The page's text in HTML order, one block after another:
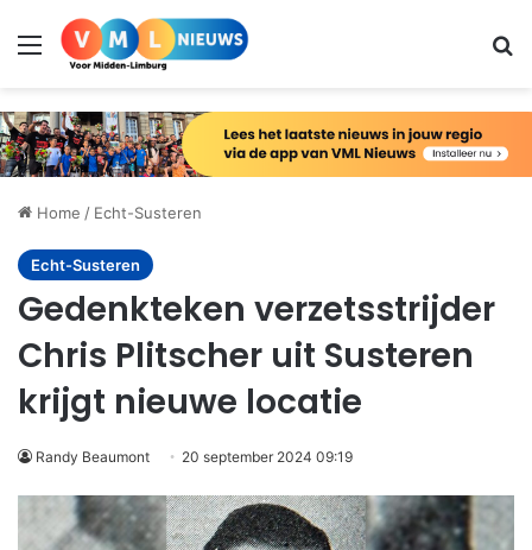
Menu
Home / Echt-Susteren
Echt-Susteren
Gedenkteken verzetsstrijder
Chris Plitscher uit Susteren
krijgt nieuwe locatie
Randy Beaumont 20 september 2024 09:19